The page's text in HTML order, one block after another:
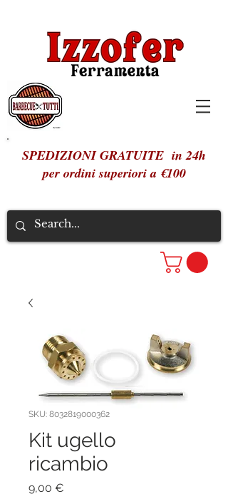
SPEDIZIONI GRATUITE in 24h
per ordini superiori a €100
SKU: 8032819000362
Kit ugello
ricambio
9,00 €